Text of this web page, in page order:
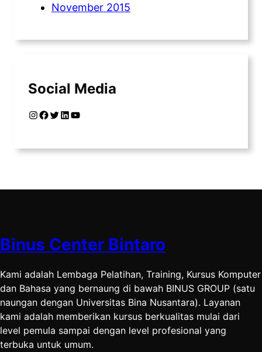
November 2015
Social Media
InstagramFacebook Twitter LinkedIn YouTube
Binus Center Bintaro
Kami adalah Lembaga Pelatihan, Training, Kursus Komputer
dan Bahasa yang bernaung di bawah BINUS GROUP (satu
naungan dengan Universitas Bina Nusantara). Layanan
kami adalah memberikan kursus berkualitas mulai dari
level pemula sampai dengan level profesional yang
terbuka untuk umum.